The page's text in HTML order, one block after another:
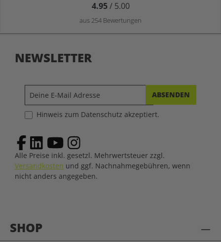
4.95/ 5.00
aus 254 Bewertungen
SHOP
NEWSLETTER
ABSENDEN
Hinweis zum Datenschutz akzeptiert.
Alle Preise inkl. gesetzl. Mehrwertsteuer zzgl.
Versandkosten und ggf. Nachnahmegebühren, wenn
nicht anders angegeben.